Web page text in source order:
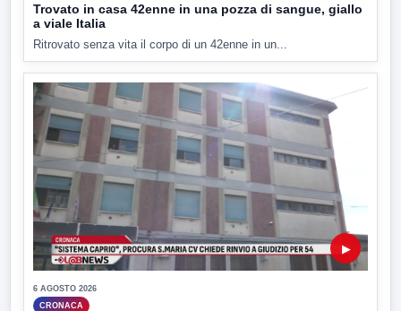
Trovato in casa 42enne in una pozza di sangue, giallo
a viale Italia
Ritrovato senza vita il corpo di un 42enne in un...
▶
6 AGOSTO 2026
CRONACA